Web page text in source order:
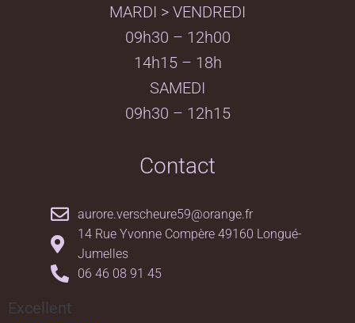
MARDI > VENDREDI
09h30 – 12h00
14h15 – 18h
SAMEDI
09h30 – 12h15
Contact
aurore.verscheure59@orange.fr
14 Rue Yvonne Compère 49160 Longué-
Jumelles
06 46 08 91 45
Excellent